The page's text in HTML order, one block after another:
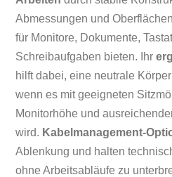
Abmessungen und
für Monitore, Dokumente,
Schreibaufgaben bieten. Ihr
hilft dabei, eine neutrale
wenn es mit geeigneten
Monitorhöhe und
wird. Kabelmanagement-
Ablenkung und halten
ohne Arbeitsabläufe zu